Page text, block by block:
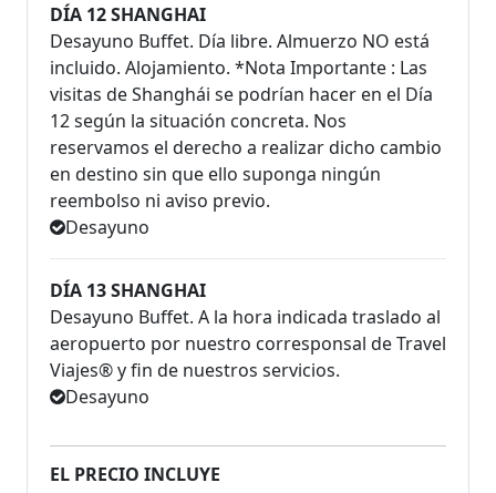
DÍA 12 SHANGHAI
Desayuno Buffet. Día libre. Almuerzo NO está
incluido. Alojamiento. *Nota Importante : Las
visitas de Shanghái se podrían hacer en el Día
12 según la situación concreta. Nos
reservamos el derecho a realizar dicho cambio
en destino sin que ello suponga ningún
reembolso ni aviso previo.
Desayuno
DÍA 13 SHANGHAI
Desayuno Buffet. A la hora indicada traslado al
aeropuerto por nuestro corresponsal de Travel
Viajes® y fin de nuestros servicios.
Desayuno
EL PRECIO INCLUYE